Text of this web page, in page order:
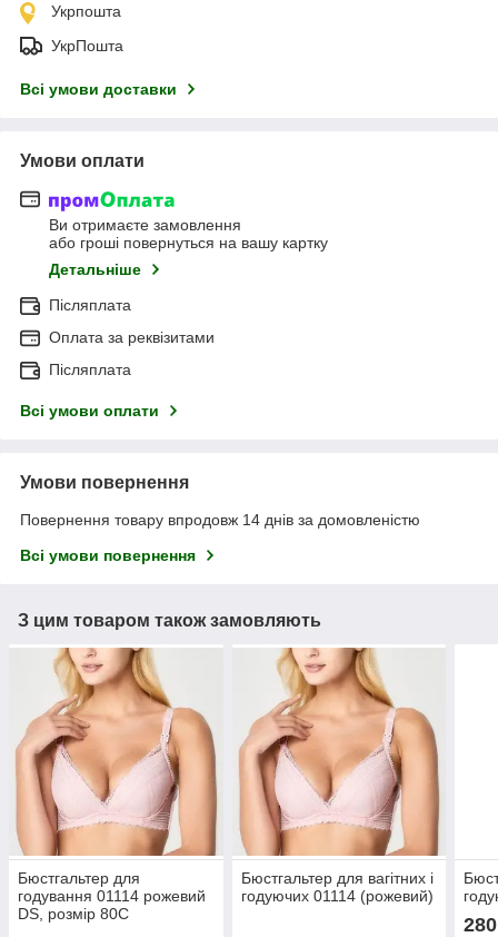
Укрпошта
УкрПошта
Всі умови доставки
Умови оплати
Ви отримаєте замовлення
або гроші повернуться на вашу картку
Детальніше
Післяплата
Оплата за реквізитами
Післяплата
Всі умови оплати
Умови повернення
Повернення товару впродовж 14 днів за домовленістю
Всі умови повернення
З цим товаром також замовляють
Бюстгальтер для
годування 01114 рожевий
DS, розмір 80C
Бюстгальтер для вагітних і
годуючих 01114 (рожевий)
280